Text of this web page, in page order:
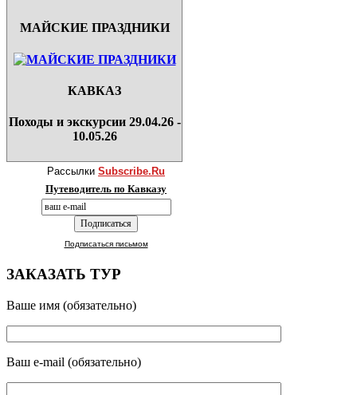
МАЙСКИЕ ПРАЗДНИКИ
КАВКАЗ
Походы и экскурсии 29.04.26 -
10.05.26
Рассылки Subscribe.Ru
Путеводитель по Кавказу
Подписаться письмом
ЗАКАЗАТЬ ТУР
Ваше имя (обязательно)
Ваш e-mail (обязательно)